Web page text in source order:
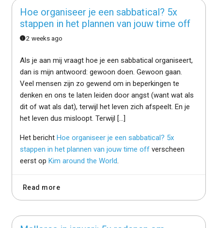
Hoe organiseer je een sabbatical? 5x
stappen in het plannen van jouw time off
2 weeks ago
Als je aan mij vraagt hoe je een sabbatical organiseert,
dan is mijn antwoord: gewoon doen. Gewoon gaan.
Veel mensen zijn zo gewend om in beperkingen te
denken en ons te laten leiden door angst (want wat als
dit of wat als dat), terwijl het leven zich afspeelt. En je
het leven dus misloopt. Terwijl […]
Het bericht Hoe organiseer je een sabbatical? 5x
stappen in het plannen van jouw time offverscheen
eerst op Kim around the World
Read more